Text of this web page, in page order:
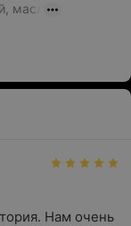
масл
Нам очень